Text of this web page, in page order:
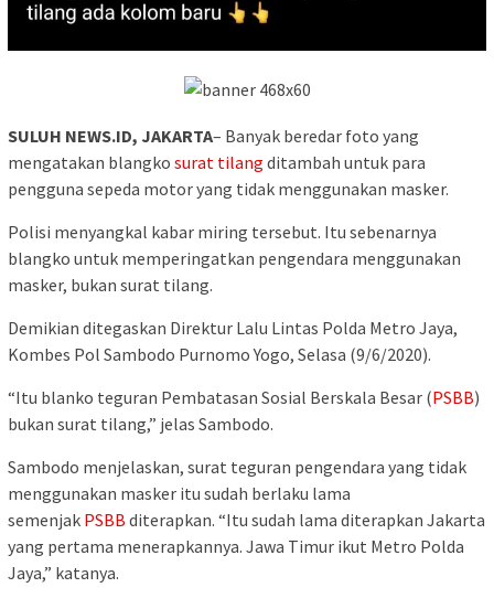
SULUH NEWS.ID, JAKARTA– Banyak beredar foto yang
mengatakan blangko surat tilang ditambah untuk para
pengguna sepeda motor yang tidak menggunakan masker.
Polisi menyangkal kabar miring tersebut. Itu sebenarnya
blangko untuk memperingatkan pengendara menggunakan
masker, bukan surat tilang.
Demikian ditegaskan Direktur Lalu Lintas Polda Metro Jaya,
Kombes Pol Sambodo Purnomo Yogo, Selasa (9/6/2020).
“Itu blanko teguran Pembatasan Sosial Berskala Besar (PSBB)
bukan surat tilang,” jelas Sambodo.
Sambodo menjelaskan, surat teguran pengendara yang tidak
menggunakan masker itu sudah berlaku lama
semenjak PSBB diterapkan. “Itu sudah lama diterapkan Jakarta
yang pertama menerapkannya. Jawa Timur ikut Metro Polda
Jaya,” katanya.